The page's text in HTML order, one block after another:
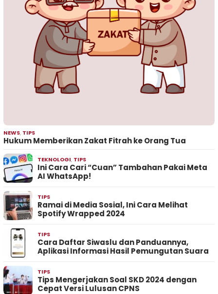
NEWS, TIPS
Hukum Memberikan Zakat Fitrah ke Orang Tua
TEKNOLOGI, TIPS
Ini Cara Cari “Cuan” Tambahan Pakai Meta
AI WhatsApp!
TIPS
Ramai di Media Sosial, Ini Cara Melihat
Spotify Wrapped 2024
TIPS
Cara Daftar Siwaslu dan Panduannya,
Aplikasi Informasi Hasil Pemungutan Suara
TIPS
Tips Mengerjakan Soal SKD 2024 dengan
Cepat Versi Lulusan CPNS